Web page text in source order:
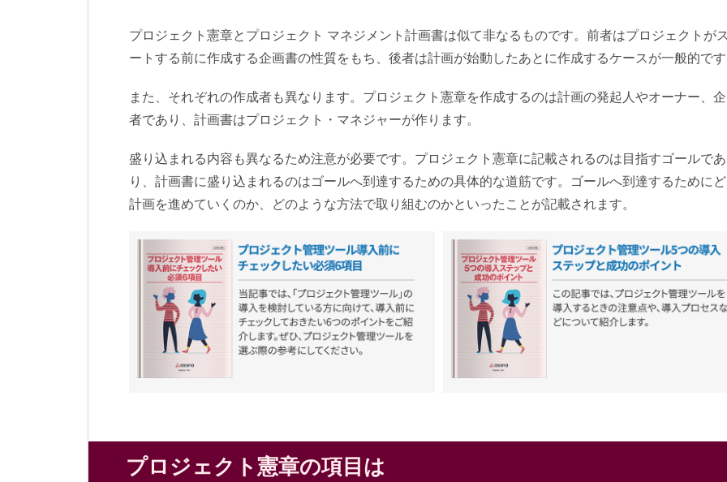
プロジェクト憲章とプロジェクト マネジメント計画書は似て非なるものです。前者はプロジェクトが
ートする前に作成する企画書の性質をもち、後者は計画が始動したあとに作成するケースが一般的です
また、それぞれの作成者も異なります。プロジェクト憲章を作成するのは計画の発起人やオーナー、
者であり、計画書はプロジェクト・マネジャーが作ります。
盛り込まれる内容も異なるため注意が必要です。プロジェクト憲章に記載されるのは目指すゴールであ
り、計画書に盛り込まれるのはゴールへ到達するための具体的な道筋です。ゴールへ到達するためにど
計画を進めていくのか、どのような方法で取り組むのかといったことが記載されます。
プロジェクト憲章の項目は